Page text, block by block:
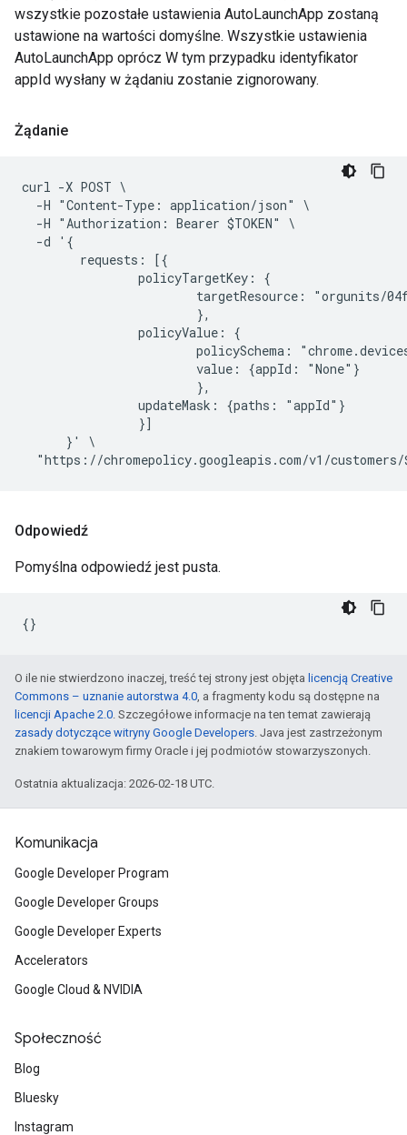
wszystkie pozostałe ustawienia AutoLaunchApp zostaną
ustawione na wartości domyślne. Wszystkie ustawienia
AutoLaunchApp oprócz W tym przypadku identyfikator
appId wysłany w żądaniu zostanie zignorowany.
Żądanie
curl -X POST \
  -H "Content-Type: application/json" \
  -H "Authorization: Bearer $TOKEN" \
  -d '{
        requests: [{
                policyTargetKey: {
targetResource: "orgunits/
                        },
                policyValue: {
policySchema:
                        value: {appId: "None"}
                        },
                updateMask: {paths: "appId"}
                }]
      }' \
Odpowiedź
Pomyślna odpowiedź jest pusta.
O ile nie stwierdzono inaczej, treść tej strony jest objęta licencją Creative
Commons – uznanie autorstwa 4.0, a fragmenty kodu są dostępne na
licencji Apache 2.0. Szczegółowe informacje na ten temat zawierają
zasady dotyczące witryny Google Developers. Java jest zastrzeżonym
znakiem towarowym firmy Oracle i jej podmiotów stowarzyszonych.
Ostatnia aktualizacja: 2026-02-18 UTC.
Komunikacja
Google Developer Program
Google Developer Groups
Google Developer Experts
Accelerators
Google Cloud & NVIDIA
Społeczność
Blog
Bluesky
Instagram